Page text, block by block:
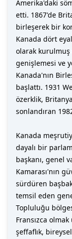
Amerika'daki
etti. 1867'de
birleşerek bir
Kanada dört
olarak kurulmuş
genişlemesi ve
Kanada'nın
başlattı. 1931
özerklik,
sonlandıran
Kanada
dayalı bir
başkanı, genel
Kamarası'nın
sürdüren
temsil eden
Topluluğu
Fransızca
şeffaflık,